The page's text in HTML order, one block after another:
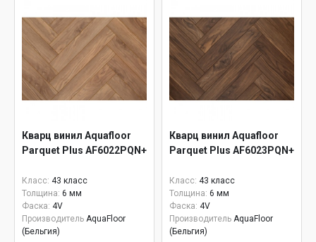
Кварц винил Aquafloor
Parquet Plus AF6022PQN+
Класс: 43 класс
Толщина: 6 мм
Фаска: 4V
Производитель AquaFloor
(Бельгия)
Кварц винил Aquafloor
Parquet Plus AF6023PQN+
Класс: 43 класс
Толщина: 6 мм
Фаска: 4V
Производитель AquaFloor
(Бельгия)